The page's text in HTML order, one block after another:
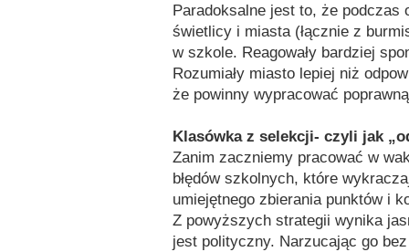
Paradoksalne jest to, że
świetlicy i miasta (łącznie z
w szkole. Reagowały bardziej
Rozumiały miasto lepiej niż
że powinny wypracować
Klasówka z selekcji- czyli jak
Zanim zaczniemy pracować w
błędów szkolnych, które
umiejętnego zbierania punktów i
Z powyższych strategii wynika
jest polityczny. Narzucając go